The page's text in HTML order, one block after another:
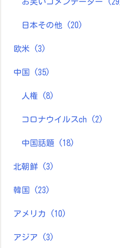
日本その他 (20)
欧米 (3)
中国 (35)
人権 (8)
コロナウイルスch (2)
中国話題 (18)
北朝鮮 (3)
韓国 (23)
アメリカ (10)
アジア (3)